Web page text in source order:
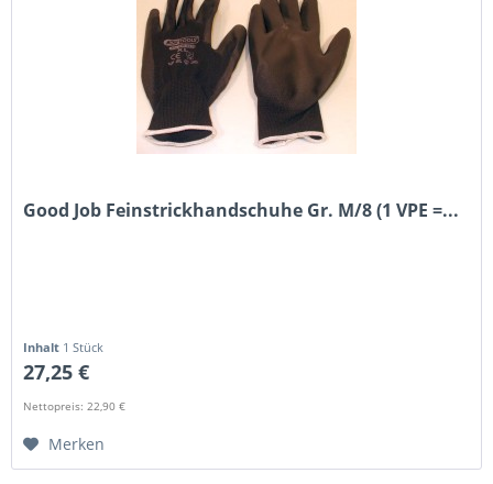
Good Job Feinstrickhandschuhe Gr. M/8 (1 VPE =...
Inhalt 1 Stück
27,25 €
Nettopreis: 22,90 €
Merken